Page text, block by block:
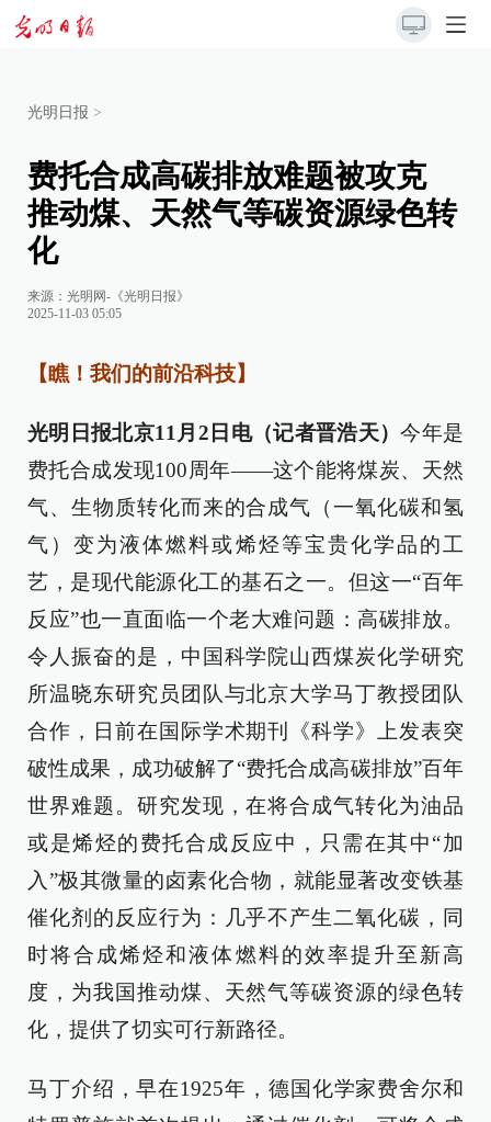
光明日报 >
费托合成高碳排放难题被攻克
推动煤、天然气等碳资源绿色转
化
来源： 光明网-《光明日报》
2025-11-03 05:05
【瞧！我们的前沿科技】
光明日报北京11月2日电（记者晋浩天）今年是
费托合成发现100周年——这个能将煤炭、天然
气、生物质转化而来的合成气（一氧化碳和氢
气）变为液体燃料或烯烃等宝贵化学品的工
艺，是现代能源化工的基石之一。但这一“百年
反应”也一直面临一个老大难问题：高碳排放。
令人振奋的是，中国科学院山西煤炭化学研究
所温晓东研究员团队与北京大学马丁教授团队
合作，日前在国际学术期刊《科学》上发表突
破性成果，成功破解了“费托合成高碳排放”百年
世界难题。研究发现，在将合成气转化为油品
或是烯烃的费托合成反应中，只需在其中“加
入”极其微量的卤素化合物，就能显著改变铁基
催化剂的反应行为：几乎不产生二氧化碳，同
时将合成烯烃和液体燃料的效率提升至新高
度，为我国推动煤、天然气等碳资源的绿色转
化，提供了切实可行新路径。
马丁介绍，早在1925年，德国化学家费舍尔和